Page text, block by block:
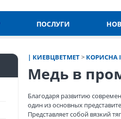
ПОСЛУГИ
| КИЕВЦВЕТМЕТ> КОРИСНА
Медь в
Благодаря развитию
один из основных
Представляет собой вязкий